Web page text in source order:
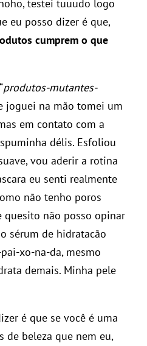
testei tuuudo logo
eu posso dizer é que,
cumprem o que
produtos-mutantes-
joguei na mão tomei um
em contato com a
délis. Esfoliou
vou aderir a rotina
eu senti realmente
não tenho poros
quesito não posso opinar
sérum de hidratacão
xo-na-da, mesmo
demais. Minha pele
é que se você é uma
beleza que nem eu,